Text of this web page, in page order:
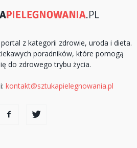
z kategorii zdrowie, uroda i dieta.
poradników, które pomogą
do zdrowego trybu życia.
kontakt@sztukapielegnowania.pl